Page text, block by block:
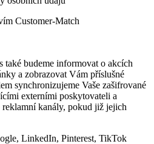
Customer-Match
také budeme informovat o akcích
a zobrazovat Vám příslušné
synchronizujeme Vaše zašifrované
externími poskytovateli a
kanály, pokud již jejich
LinkedIn, Pinterest, TikTok